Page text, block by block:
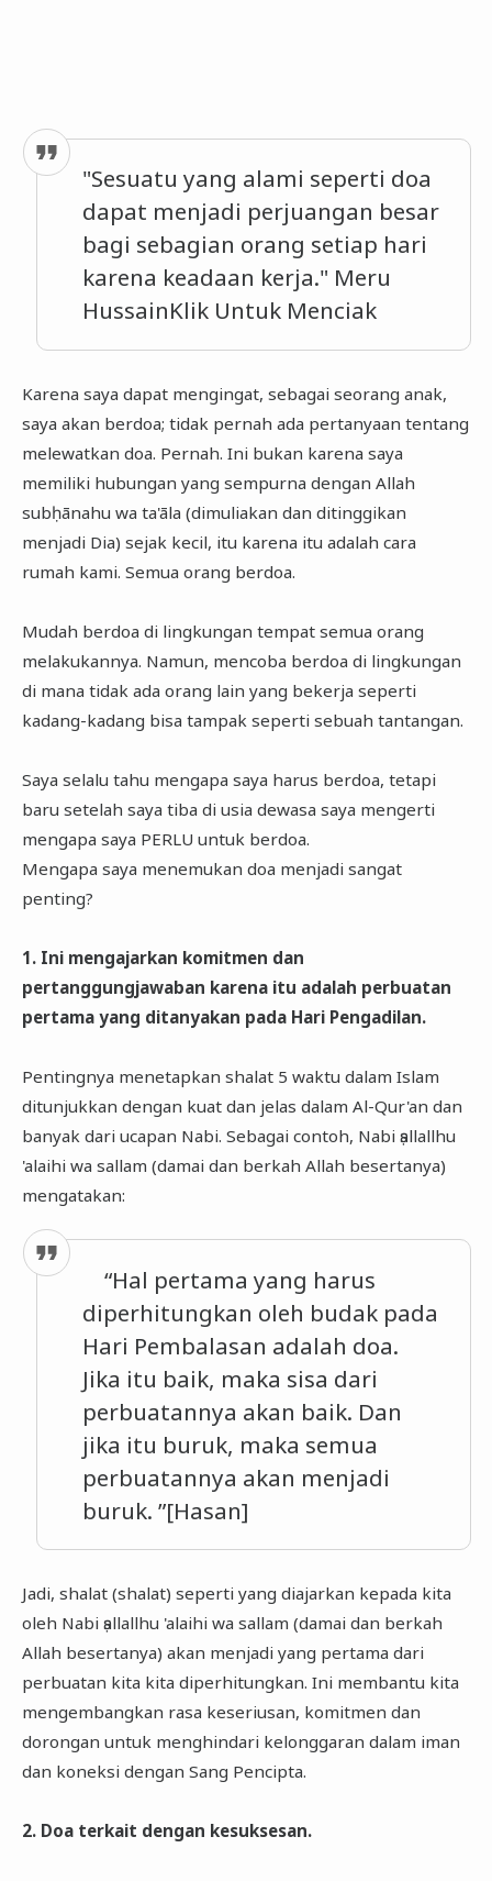
"Sesuatu yang alami seperti doa
dapat menjadi perjuangan besar
bagi sebagian orang setiap hari
karena keadaan kerja." Meru
HussainKlik Untuk Menciak
Karena saya dapat mengingat, sebagai seorang anak,
saya akan berdoa; tidak pernah ada pertanyaan tentang
melewatkan doa. Pernah. Ini bukan karena saya
memiliki hubungan yang sempurna dengan Allah
subḥānahu wa ta'āla (dimuliakan dan ditinggikan
menjadi Dia) sejak kecil, itu karena itu adalah cara
rumah kami. Semua orang berdoa.
Mudah berdoa di lingkungan tempat semua orang
melakukannya. Namun, mencoba berdoa di lingkungan
di mana tidak ada orang lain yang bekerja seperti
kadang-kadang bisa tampak seperti sebuah tantangan.
Saya selalu tahu mengapa saya harus berdoa, tetapi
baru setelah saya tiba di usia dewasa saya mengerti
mengapa saya PERLU untuk berdoa.
Mengapa saya menemukan doa menjadi sangat
penting?
1. Ini mengajarkan komitmen dan
pertanggungjawaban karena itu adalah perbuatan
pertama yang ditanyakan pada Hari Pengadilan.
Pentingnya menetapkan shalat 5 waktu dalam Islam
ditunjukkan dengan kuat dan jelas dalam Al-Qur'an dan
banyak dari ucapan Nabi. Sebagai contoh, Nabi ṣallallhu
'alaihi wa sallam (damai dan berkah Allah besertanya)
mengatakan:
“Hal pertama yang harus
diperhitungkan oleh budak pada
Hari Pembalasan adalah doa.
Jika itu baik, maka sisa dari
perbuatannya akan baik. Dan
jika itu buruk, maka semua
perbuatannya akan menjadi
buruk. ”[Hasan]
Jadi, shalat (shalat) seperti yang diajarkan kepada kita
oleh Nabi ṣallallhu 'alaihi wa sallam (damai dan berkah
Allah besertanya) akan menjadi yang pertama dari
perbuatan kita kita diperhitungkan. Ini membantu kita
mengembangkan rasa keseriusan, komitmen dan
dorongan untuk menghindari kelonggaran dalam iman
dan koneksi dengan Sang Pencipta.
2. Doa terkait dengan kesuksesan.